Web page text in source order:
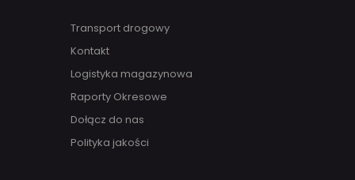
Transport drogowy
Kontakt
Logistyka magazynowa
Raporty Okresowe
Dołącz do nas
Polityka jakości